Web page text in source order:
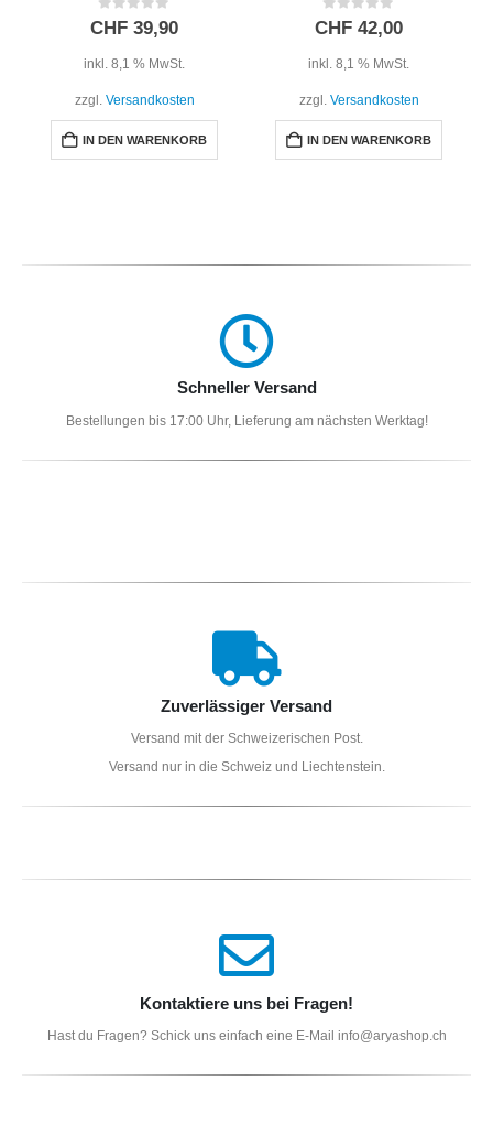
0out of 5
CHF 39,90
inkl. 8,1 % MwSt.
zzgl. Versandkosten
IN DEN WARENKORB
0out of 5
CHF 42,00
inkl. 8,1 % MwSt.
zzgl. Versandkosten
IN DEN WARENKORB
Schneller Versand
Bestellungen bis 17:00 Uhr, Lieferung am nächsten Werktag!
Zuverlässiger Versand
Versand mit der Schweizerischen Post.
Versand nur in die Schweiz und Liechtenstein.
Kontaktiere uns bei Fragen!
Hast du Fragen? Schick uns einfach eine E-Mail info@aryashop.ch